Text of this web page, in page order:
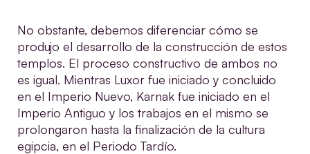
No obstante, debemos diferenciar cómo se
produjo el desarrollo de la construcción de estos
templos. El proceso constructivo de ambos no
es igual. Mientras Luxor fue iniciado y concluido
en el Imperio Nuevo, Karnak fue iniciado en el
Imperio Antiguo y los trabajos en el mismo se
prolongaron hasta la finalización de la cultura
egipcia, en el Periodo Tardío.